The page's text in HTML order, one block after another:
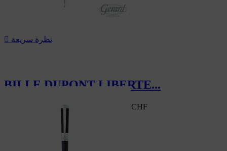
 نظرة سريعة
BILLE DUPONT LIBERTE...
سعر السوق450.00 CHF 315.00 CHF